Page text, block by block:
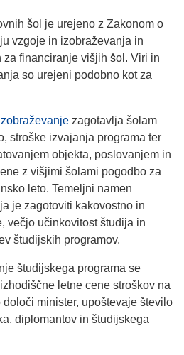
šol je urejeno z Zakonom o
vzgoje in izobraževanja in
za financiranje višjih šol. Viri in
so urejeni podobno kot za
zagotavlja šolam
stroške izvajanja programa ter
objekta, poslovanjem in
z višjimi šolami pogodbo za
leto. Temeljni namen
je zagotoviti kakovostno in
večjo učinkovitost študija in
študijskih programov.
študijskega programa se
letne cene stroškov na
minister, upoštevaje število
diplomantov in študijskega